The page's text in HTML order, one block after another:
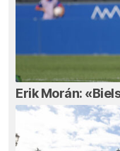
Erik Morán: